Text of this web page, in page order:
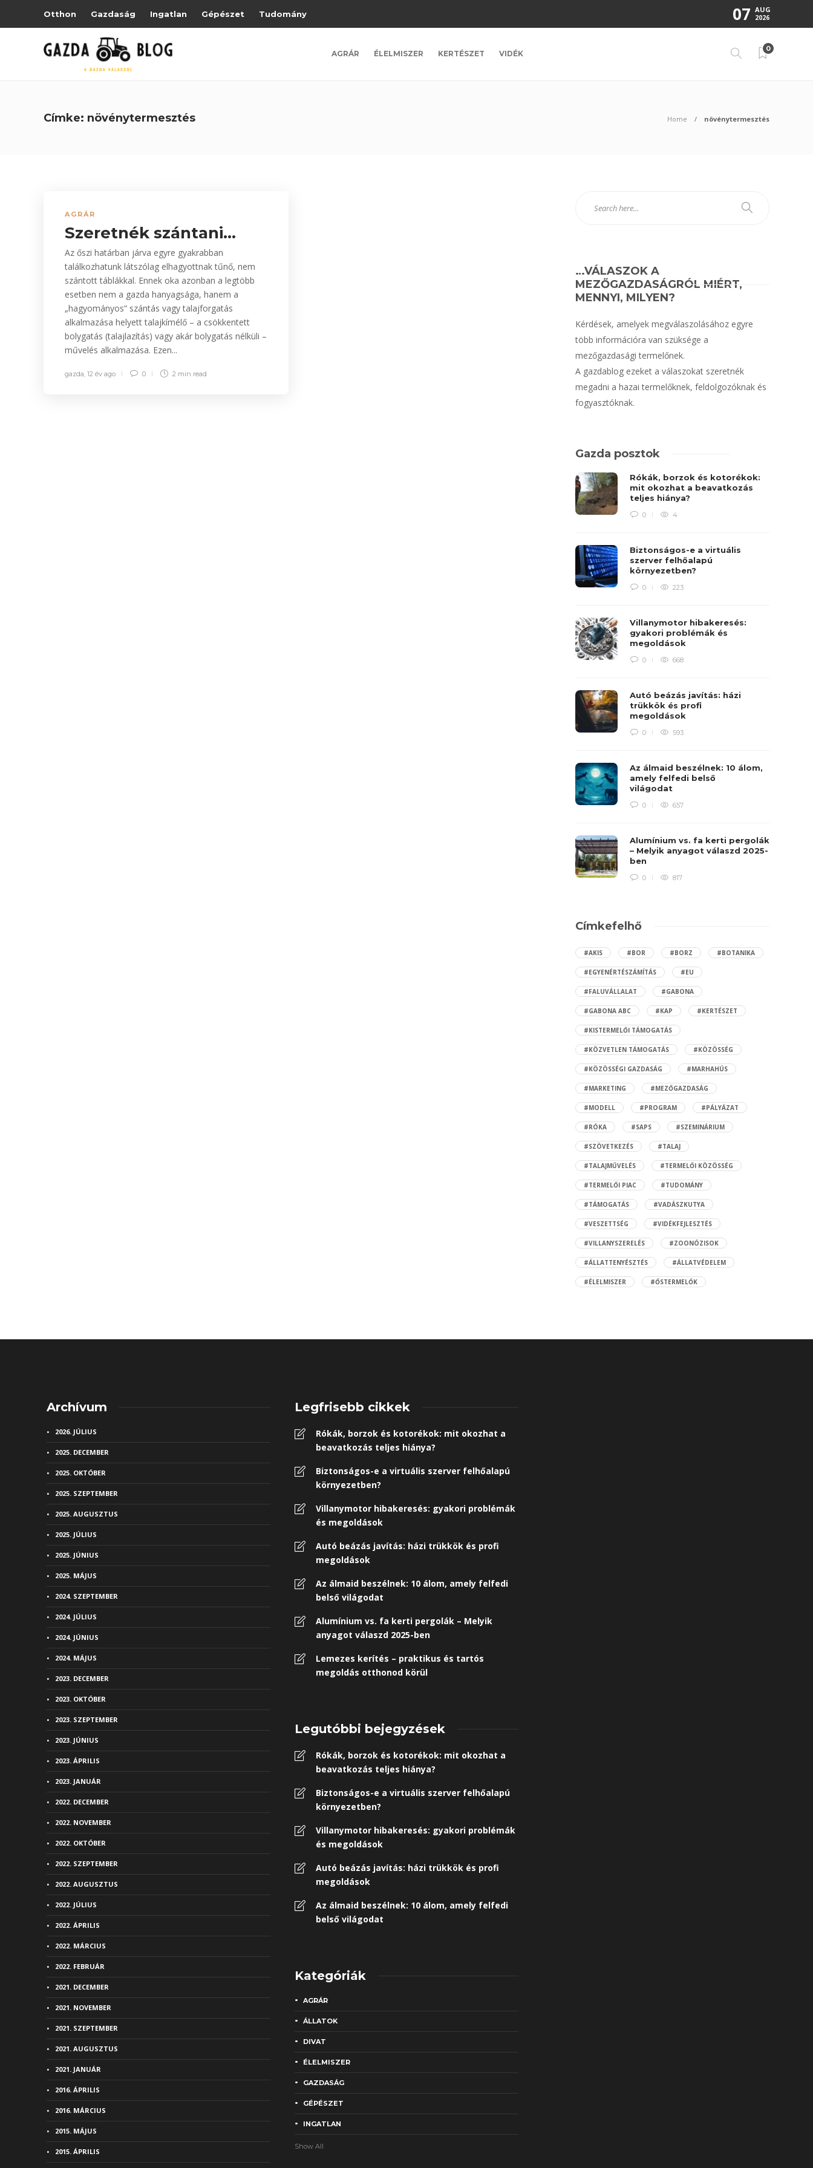
Otthon Gazdaság Ingatlan Gépészet Tudomány 07 AUG
2026
AGRÁR ÉLELMISZER KERTÉSZET VIDÉK
0
Címke: növénytermesztés Home növénytermesztés
AGRÁR
Szeretnék szántani…
Az őszi határban járva egyre gyakrabban
találkozhatunk látszólag elhagyottnak tűnő, nem
szántott táblákkal. Ennek oka azonban a legtöbb
esetben nem a gazda hanyagsága, hanem a
„hagyományos” szántás vagy talajforgatás
alkalmazása helyett talajkímélő – a csökkentett
bolygatás (talajlazítás) vagy akár bolygatás nélküli –
művelés alkalmazása. Ezen...
gazda, 12 év ago 0 2 min read
…VÁLASZOK A
MEZŐGAZDASÁGRÓL MIÉRT,
MENNYI, MILYEN?
Kérdések, amelyek megválaszolásához egyre
több információra van szüksége a
mezőgazdasági termelőnek.
A gazdablog ezeket a válaszokat szeretnék
megadni a hazai termelőknek, feldolgozóknak és
fogyasztóknak.
Gazda posztok
Rókák, borzok és kotorékok:
mit okozhat a beavatkozás
teljes hiánya?
0 4
Biztonságos-e a virtuális
szerver felhőalapú
környezetben?
0 223
Villanymotor hibakeresés:
gyakori problémák és
megoldások
0 668
Autó beázás javítás: házi
trükkök és profi
megoldások
0 593
Az álmaid beszélnek: 10 álom,
amely felfedi belső
világodat
0 657
Alumínium vs. fa kerti pergolák
– Melyik anyagot válaszd 2025-
ben
0 817
Címkefelhő
#AKIS #BOR #BORZ #BOTANIKA
#EGYENÉRTÉSZÁMÍTÁS #EU
#FALUVÁLLALAT #GABONA
#GABONA ABC #KAP #KERTÉSZET
#KISTERMELŐI TÁMOGATÁS
#KÖZVETLEN TÁMOGATÁS #KÖZÖSSÉG
#KÖZÖSSÉGI GAZDASÁG #MARHAHÚS
#MARKETING #MEZŐGAZDASÁG
#MODELL #PROGRAM #PÁLYÁZAT
#RÓKA #SAPS #SZEMINÁRIUM
#SZÖVETKEZÉS #TALAJ
#TALAJMŰVELÉS #TERMELŐI KÖZÖSSÉG
#TERMELŐI PIAC #TUDOMÁNY
#TÁMOGATÁS #VADÁSZKUTYA
#VESZETTSÉG #VIDÉKFEJLESZTÉS
#VILLANYSZERELÉS #ZOONÓZISOK
#ÁLLATTENYÉSZTÉS #ÁLLATVÉDELEM
#ÉLELMISZER #ŐSTERMELŐK
Archívum
2026. JÚLIUS
2025. DECEMBER
2025. OKTÓBER
2025. SZEPTEMBER
2025. AUGUSZTUS
2025. JÚLIUS
2025. JÚNIUS
2025. MÁJUS
2024. SZEPTEMBER
2024. JÚLIUS
2024. JÚNIUS
2024. MÁJUS
2023. DECEMBER
2023. OKTÓBER
2023. SZEPTEMBER
2023. JÚNIUS
2023. ÁPRILIS
2023. JANUÁR
2022. DECEMBER
2022. NOVEMBER
2022. OKTÓBER
2022. SZEPTEMBER
2022. AUGUSZTUS
2022. JÚLIUS
2022. ÁPRILIS
2022. MÁRCIUS
2022. FEBRUÁR
2021. DECEMBER
2021. NOVEMBER
2021. SZEPTEMBER
2021. AUGUSZTUS
2021. JANUÁR
2016. ÁPRILIS
2016. MÁRCIUS
2015. MÁJUS
2015. ÁPRILIS
Legfrisebb cikkek
Rókák, borzok és kotorékok: mit okozhat a
beavatkozás teljes hiánya?
Biztonságos-e a virtuális szerver felhőalapú
környezetben?
Villanymotor hibakeresés: gyakori problémák
és megoldások
Autó beázás javítás: házi trükkök és profi
megoldások
Az álmaid beszélnek: 10 álom, amely felfedi
belső világodat
Alumínium vs. fa kerti pergolák – Melyik
anyagot válaszd 2025-ben
Lemezes kerítés – praktikus és tartós
megoldás otthonod körül
Legutóbbi bejegyzések
Rókák, borzok és kotorékok: mit okozhat a
beavatkozás teljes hiánya?
Biztonságos-e a virtuális szerver felhőalapú
környezetben?
Villanymotor hibakeresés: gyakori problémák
és megoldások
Autó beázás javítás: házi trükkök és profi
megoldások
Az álmaid beszélnek: 10 álom, amely felfedi
belső világodat
Kategóriák
AGRÁR
ÁLLATOK
DIVAT
ÉLELMISZER
GAZDASÁG
GÉPÉSZET
INGATLAN
Show All